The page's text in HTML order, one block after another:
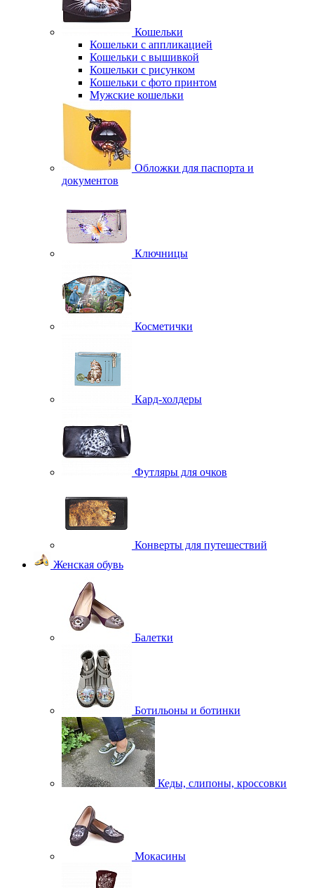
Кошельки
Кошельки с аппликацией
Кошельки с вышивкой
Кошельки с рисунком
Кошельки с фото принтом
Мужские кошельки
Обложки для паспорта и
документов
Ключницы
Косметички
Кард-холдеры
Футляры для очков
Конверты для путешествий
Женская обувь
Балетки
Ботильоны и ботинки
Кеды, слипоны, кроссовки
Мокасины